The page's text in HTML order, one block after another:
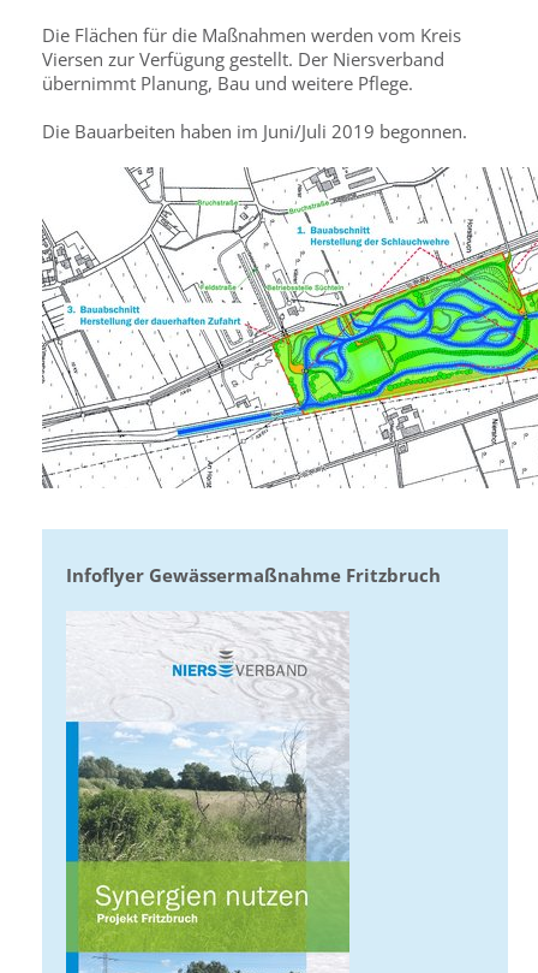
Die Flächen für die Maßnahmen werden vom Kreis
Viersen zur Verfügung gestellt. Der Niersverband
übernimmt Planung, Bau und weitere Pflege.
Die Bauarbeiten haben im Juni/Juli 2019 begonnen.
Infoflyer Gewässermaßnahme Fritzbruch